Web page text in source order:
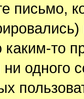
письмо,
каким-то
ни одного